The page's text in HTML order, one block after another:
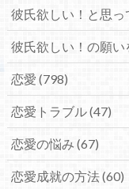
彼氏欲しい！と思
彼氏欲しい！の願い
恋愛 (798)
恋愛トラブル (47)
恋愛の悩み (67)
恋愛成就の方法 (60)